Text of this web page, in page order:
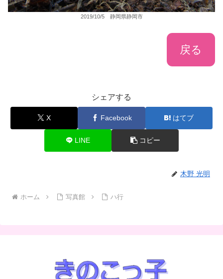
2019/10/5 静岡県静岡市
戻る
シェアする
X Facebook はてブ
LINE コピー
木野 光明
ホーム 写真館 ハ行